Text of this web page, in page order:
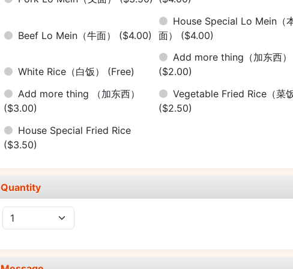
Beef Lo Mein（牛面） ($4.00)
House Special Lo Mein（
面） ($4.00)
White Rice（白饭） (Free)
Add more thing（加东西）
($2.00)
Add more thing （加东西）
($3.00)
Vegetable Fried Rice（菜饭
($2.50)
House Special Fried Rice
($3.50)
Quantity